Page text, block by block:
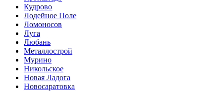
Кудрово
Лодейное Поле
Ломоносов
Луга
Любань
Металлострой
Мурино
Никольское
Новая Ладога
Новосаратовка